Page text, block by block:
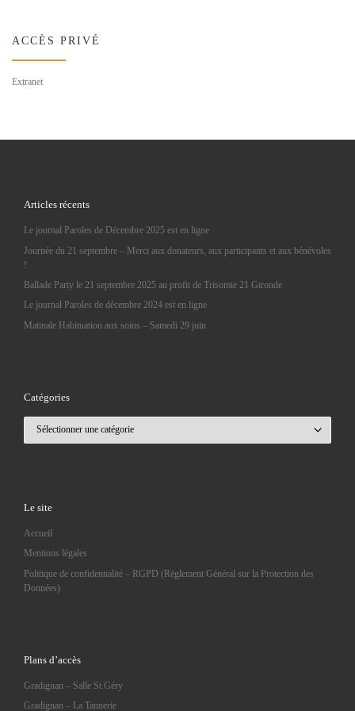
ACCÈS PRIVÉ
Extranet
Articles récents
Le journal Paroles de Décembre 2025 est en ligne
Journée du 21 septembre – Merci aux donateurs, aux participants et aux bénévoles
!
Ballade Party le 21 septembre 2025 au profit de Trisomie 21 Gironde
Le journal Paroles de décembre 2024 est en ligne
Matinale Habituation aux soins – Samedi 29 juin
Catégories
Le site
Accueil
Mentions légales
Politique de confidentialité – RGPD (Règlement Général sur la Protection des
Données)
Plans d’accès
Gradignan – Salle St Géry
Gradignan – La Tannerie